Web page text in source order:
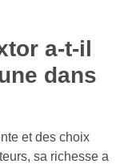
a-t-il
dans
et des choix
sa richesse a